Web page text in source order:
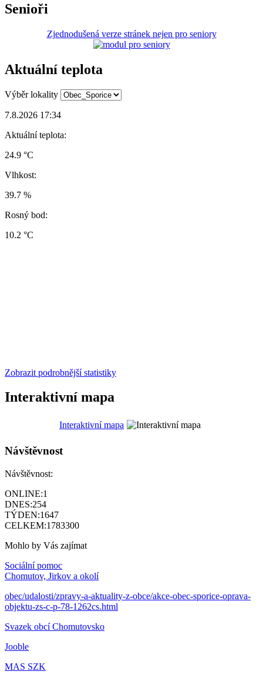
Senioři
Zjednodušená verze stránek nejen pro seniory
Aktuální teplota
Výběr lokality
7.8.2026 17:34
Aktuální teplota:
24.9 °C
Vlhkost:
39.7 %
Rosný bod:
10.2 °C
Zobrazit podrobnější statistiky
Interaktivní mapa
Interaktivní mapa
Návštěvnost
Návštěvnost:
ONLINE:1
DNES:254
TÝDEN:1647
CELKEM:1783300
Mohlo by Vás zajímat
Sociální pomoc
Chomutov, Jirkov a okolí
obec/udalosti/zpravy-a-aktuality-z-obce/akce-obec-sporice-oprava-
objektu-zs-c-p-78-1262cs.html
Svazek obcí Chomutovsko
Jooble
MAS SZK